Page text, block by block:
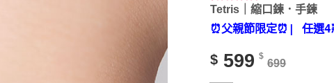
評分5.00
/ 5，已有
位顧客進行
Tetris｜縮口鍊．手鍊
⏰父親節限定⏰ | 任選4
$ 599 $
699